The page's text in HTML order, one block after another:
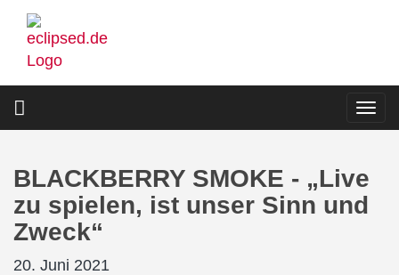
Direkt
zum
Inhalt
BLACKBERRY SMOKE - „Live
zu spielen, ist unser Sinn und
Zweck“
20. Juni 2021